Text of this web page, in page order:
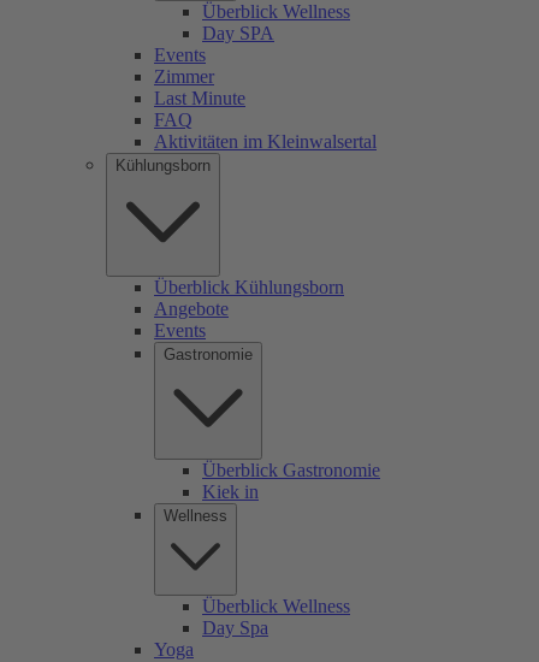
Überblick Wellness
Day SPA
Events
Zimmer
Last Minute
FAQ
Aktivitäten im Kleinwalsertal
Kühlungsborn
Überblick Kühlungsborn
Angebote
Events
Gastronomie
Überblick Gastronomie
Kiek in
Wellness
Überblick Wellness
Day Spa
Yoga